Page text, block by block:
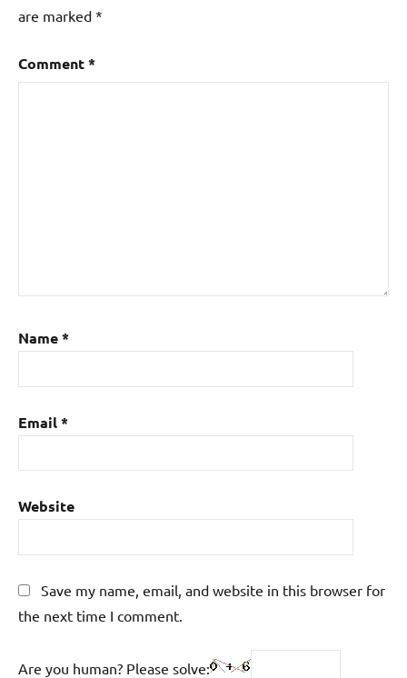
are marked *
Comment*
Name*
Email*
Website
Save my name, email, and website in this browser for
the next time I comment.
Are you human? Please solve: